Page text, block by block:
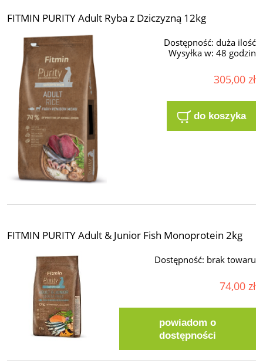
FITMIN PURITY Adult Ryba z Dziczyzną 12kg
Dostępność: duża ilość
Wysyłka w: 48 godzin
305,00 zł
do koszyka
FITMIN PURITY Adult & Junior Fish Monoprotein 2kg
Dostępność: brak towaru
74,00 zł
powiadom o
dostępności